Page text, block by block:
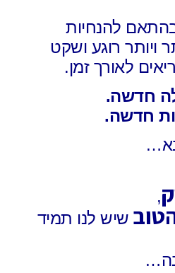
להנחיות
ויותר רוגע ושקט
לאורך זמן.
חדשה.
חדשה.
,
שיש לנו תמיד